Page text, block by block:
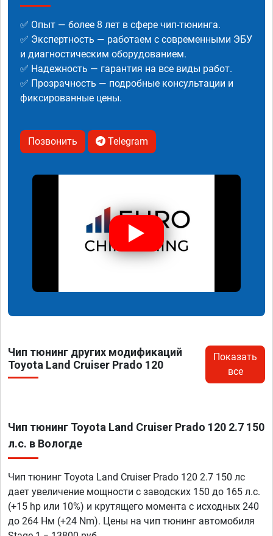
✅ Опыт — более 8 лет в сфере чип-тюнинга.
✅ Экспертность — работаем с современными ЭБУ
и диагностическим оборудованием.
✅ Надежность — гарантия на все виды работ.
✅ Прозрачность — подробные консультации и
фиксированные цены.
Позвонить Telegram
Чип тюнинг других модификаций
Toyota Land Cruiser Prado 120
Показать
все
Чип тюнинг Toyota Land Cruiser Prado 120 2.7 150
л.с. в Вологде
Чип тюнинг Toyota Land Cruiser Prado 120 2.7 150 лс
дает увеличение мощности с заводских 150 до 165 л.с.
(+15 hp или 10%) и крутящего момента с исходных 240
до 264 Нм (+24 Nm). Цены на чип тюнинг автомобиля